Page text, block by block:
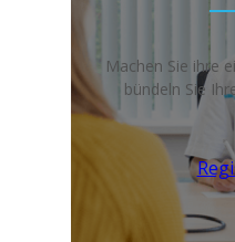
Machen Sie ihre
bündeln Sie